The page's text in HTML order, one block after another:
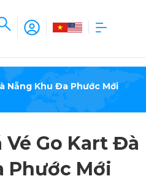
Nẵng Khu Đa Phước Mới
Vé Go Kart Đà
Phước Mới